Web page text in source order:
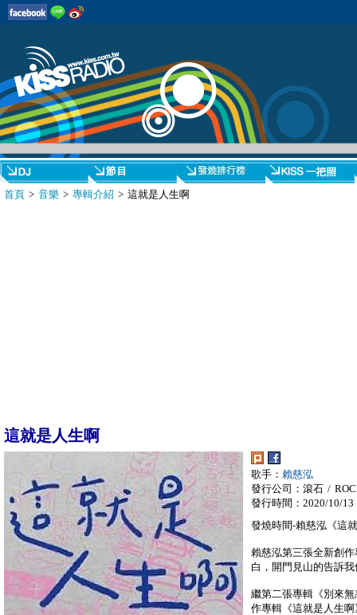
首頁 > 音樂 > 專輯介紹 > 這就是人生啊
這就是人生啊
歌手： 賴慈泓
發行公司：滾石 /
發行時間：2020/10/13
發燒時間-賴慈泓《這
賴慈泓第三張全新創
白，開門見山的告訴
繼第二張專輯《別來
作專輯《這就是人生